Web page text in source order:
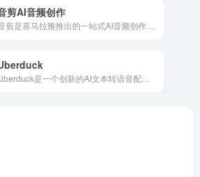
剪AI音频创作
音剪是喜马拉雅推出的一站式AI音频创作平台，音剪充分利用AI技术，为用户提供智能化的音频创作辅助。无论是音频剪辑、配乐选择还是音色调整，都能通过AI技术实现更精准、更高效的操作。
Uberduck是一个创新的AI文本转语音配音平台，由Will Luer和Zach Wener于2020年底共同创立。平台提供了超过5000种不同的声音选项，涵盖了名人、卡通人物、说唱歌手等多个领域，满足用户在不同场景下的需求。